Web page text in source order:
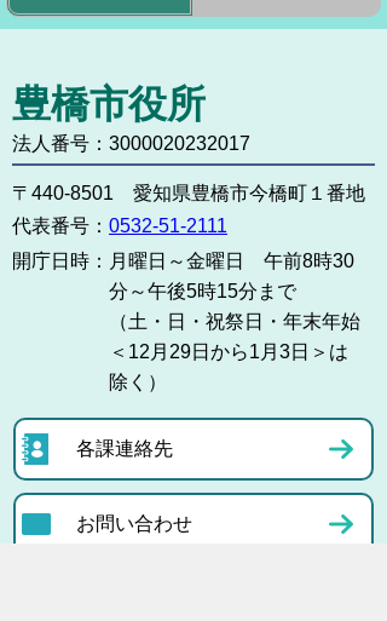
豊橋市役所
法人番号：3000020232017
〒440-8501 愛知県豊橋市今橋町１番地
代表番号： 0532-51-2111
開庁日時： 月曜日～金曜日 午前8時30
分～午後5時15分まで
（土・日・祝祭日・年末年始
＜12月29日から1月3日＞は
除く）
各課連絡先
お問い合わせ